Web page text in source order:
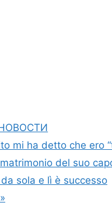
mi ha detto che ero
del suo
sola e lì è successo